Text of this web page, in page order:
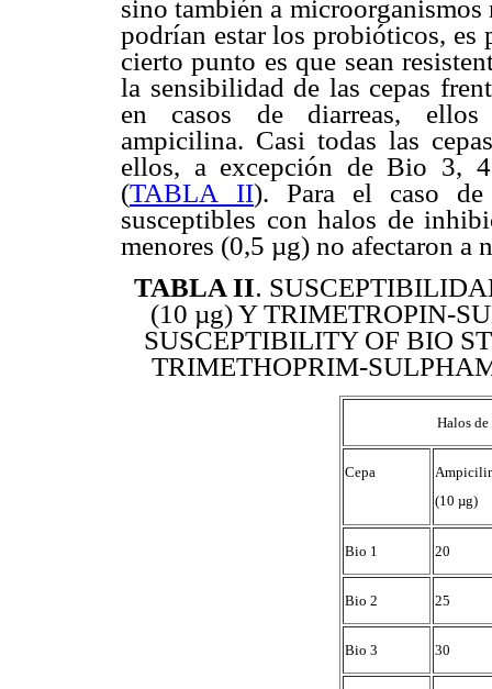
sino también a
podrían estar los probióticos, es
cierto punto es que sean
la sensibilidad de las cepas
en casos de diarreas, ellos
ampicilina. Casi todas las
ellos, a excepción de Bio 3,
(TABLA II). Para el caso de
susceptibles con halos de
menores (0,5 µg) no afectaron a
TABLA II.
(10 µg) Y TRIMETROPIN-
SUSCEPTIBILITY OF BIO
TRIMETHOPRIM-
Halos
Cepa
(10 µg)
Bio 1 20
Bio 2 25
Bio 3 30